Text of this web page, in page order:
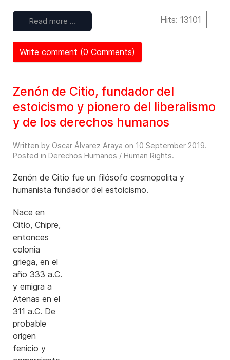
Read more … Hits: 13101
Write comment (0 Comments)
Zenón de Citio, fundador del
estoicismo y pionero del liberalismo
y de los derechos humanos
Written by Oscar Álvarez Araya on 10 September 2019.
Posted in Derechos Humanos / Human Rights.
Zenón de Citio fue un filósofo cosmopolita y
humanista fundador del estoicismo.
Nace en
Citio, Chipre,
entonces
colonia
griega, en el
año 333 a.C.
y emigra a
Atenas en el
311 a.C. De
probable
origen
fenicio y